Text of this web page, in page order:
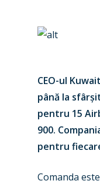
CEO-ul
până la
pentru 15
900.
pentru
Comanda